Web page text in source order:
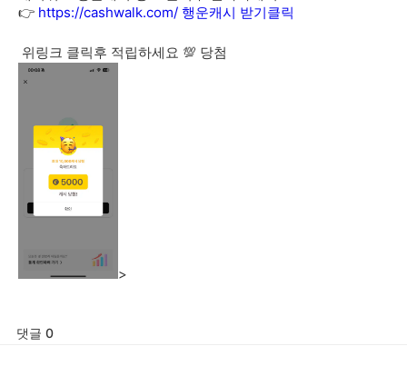
👉 https://cashwalk.com/ 행운캐시 받기클릭
위링크 클릭후 적립하세요 💯 당첨
>
댓글 0